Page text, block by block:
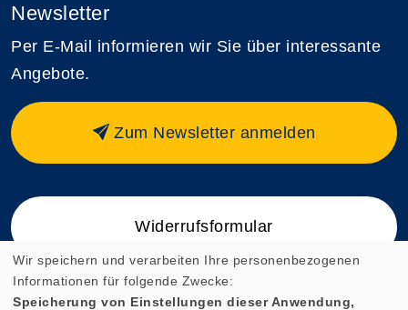
Newsletter
Per E-Mail informieren wir Sie über interessante
Angebote.
Zum Newsletter anmelden
Widerrufsformular
Wir speichern und verarbeiten Ihre personenbezogenen
Informationen für folgende Zwecke:
Speicherung von Einstellungen dieser Anwendung,